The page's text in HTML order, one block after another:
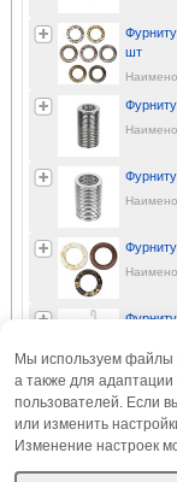
шт
300
Мы используем файлы
а также для
пользователей. Если
или изменить
Изменение настроек